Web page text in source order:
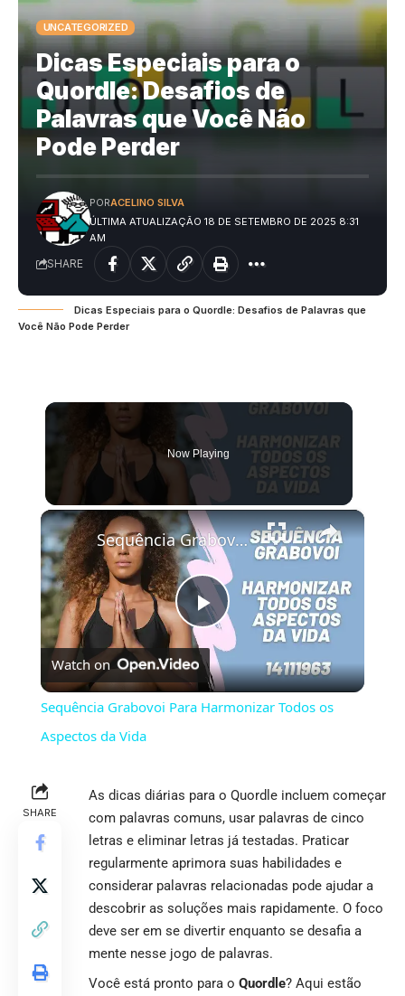
UNCATEGORIZED
Dicas Especiais para o
Quordle: Desafios de
Palavras que Você Não
Pode Perder
ÚLTIMA ATUALIZAÇÃO 18 DE SETEMBRO DE 2025 8:31
AM
PORACELINO SILVA
SHARE
Dicas Especiais para o Quordle: Desafios de Palavras que
Você Não Pode Perder
Now Playing
×
Play
Video
Sequência Grabovoi Para Harmonizar Todos os Aspectos da Vida
Watch on
Sequência Grabovoi Para Harmonizar Todos os
Aspectos da Vida
SHARE
As dicas diárias para o Quordle incluem começar
com palavras comuns, usar palavras de cinco
letras e eliminar letras já testadas. Praticar
regularmente aprimora suas habilidades e
considerar palavras relacionadas pode ajudar a
descobrir as soluções mais rapidamente. O foco
deve ser em se divertir enquanto se desafia a
mente nesse jogo de palavras.
Você está pronto para o Quordle? Aqui estão